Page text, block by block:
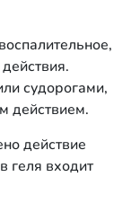
судорогами,
действием.
действие
геля входит